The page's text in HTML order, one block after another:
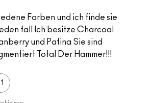
Farben und ich finde sie
fall Ich besitze Charcoal
und Patina Sie sind
Total Der Hammer!!!
1